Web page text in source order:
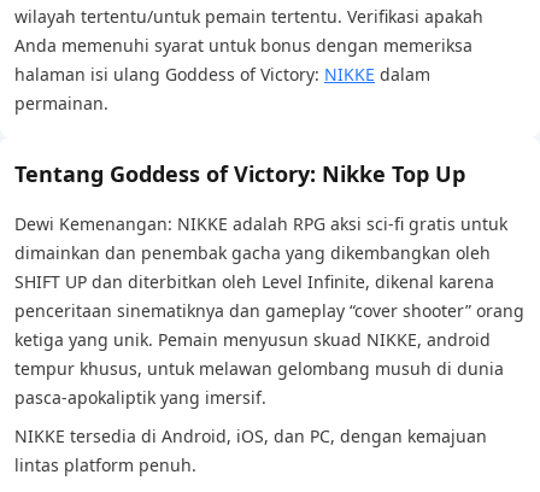
wilayah tertentu/untuk pemain tertentu. Verifikasi apakah
Anda memenuhi syarat untuk bonus dengan memeriksa
halaman isi ulang Goddess of Victory: NIKKE dalam
permainan.
Tentang Goddess of Victory: Nikke Top Up
Dewi Kemenangan: NIKKE adalah RPG aksi sci-fi gratis untuk
dimainkan dan penembak gacha yang dikembangkan oleh
SHIFT UP dan diterbitkan oleh Level Infinite, dikenal karena
penceritaan sinematiknya dan gameplay “cover shooter” orang
ketiga yang unik. Pemain menyusun skuad NIKKE, android
tempur khusus, untuk melawan gelombang musuh di dunia
pasca-apokaliptik yang imersif.
NIKKE tersedia di Android, iOS, dan PC, dengan kemajuan
lintas platform penuh.